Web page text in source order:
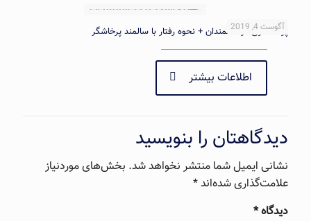
آگوست 4, 2019
پرخاشگری در سالمندان + نحوه رفتار با سالمند پرخاشگر
اطلاعات بیشتر
دیدگاهتان را بنویسید
نشانی ایمیل شما منتشر نخواهد شد. بخش‌های موردنیاز
علامت‌گذاری شده‌اند*
دیدگاه*